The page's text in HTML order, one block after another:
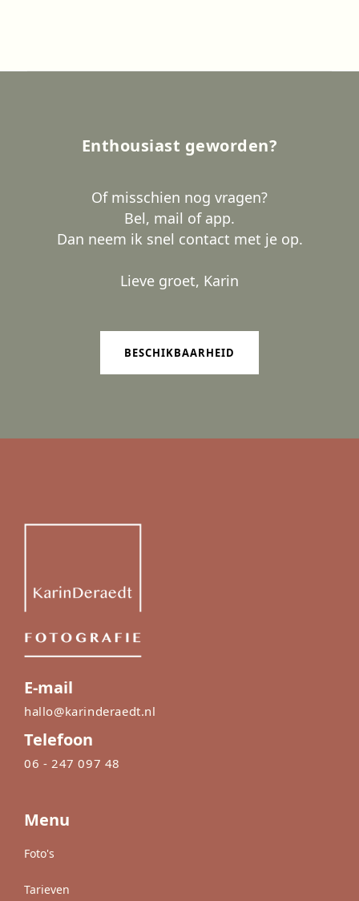
Enthousiast geworden?
Of misschien nog vragen?
Bel, mail of app.
Dan neem ik snel contact met je op.
Lieve groet, Karin
BESCHIKBAARHEID
E-mail
hallo@karinderaedt.nl
Telefoon
06 - 247 097 48
Menu
Foto's
Tarieven